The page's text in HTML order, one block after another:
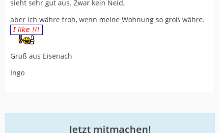
sieht sehr gut aus. Zwar kein Neid,
aber ich währe froh, wenn meine Wohnung so groß währe.
Gruß aus Eisenach
Ingo
Jetzt mitmachen!